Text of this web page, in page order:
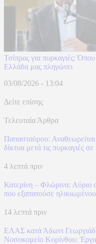
Τσίπρας για πυρκαγιές:
Ελλάδα μας πληγώνει
03/08/2026 - 13:04
Δείτε επίσης
Τελευταία Άρθρα
Παπασταύρου: Αναθεωρείται
δίκτυα μετά τις πυρκαγιές
4 λεπτά πριν
Κατερίνη – Φλώρινα: Αύριο
που εξαπατούσε
14 λεπτά πριν
ΕΛΑΣ κατά Άδωνι
Νοσοκομείο Κορίνθου: Έργα